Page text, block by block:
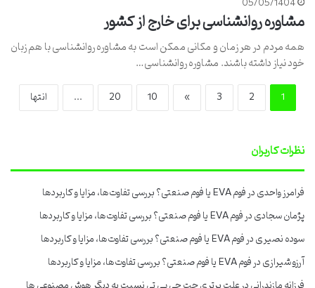
مشاوره روانشناسی برای خارج از کشور
همه مردم در هر زمان و مکانی ممکن است به مشاوره روانشناسی با هم زبان
خود نیاز داشته باشند. مشاوره روانشناسی…
1
2
3
»
10
20
... انتها
نظرات کاربران
فرامرز واحدیدرفوم EVA یا فوم صنعتی؟ بررسی تفاوت‌ها، مزایا و کاربردها
پژمان سجادیدرفوم EVA یا فوم صنعتی؟ بررسی تفاوت‌ها، مزایا و کاربردها
سوده نصیریدرفوم EVA یا فوم صنعتی؟ بررسی تفاوت‌ها، مزایا و کاربردها
آرزو شیرازیدرفوم EVA یا فوم صنعتی؟ بررسی تفاوت‌ها، مزایا و کاربردها